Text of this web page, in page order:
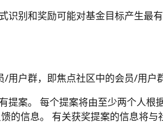
别和奖励可能对基金目标产生最
/用户群，即焦点社区中的会员/用户
提案。 每个提案将由至少两个人根
的信息。 有关获奖提案的信息将与